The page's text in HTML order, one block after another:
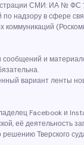
СМИ: ИА № ФС
по надзору в сфере
коммуникаций
сообщений и
вариант ленты
Facebook и
её деятельность
Тверского